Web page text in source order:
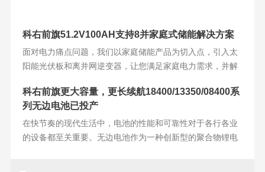
科右前旗51.2V100AH支持8并家庭式储能解决方案
面对电力痛点问题，我们以家庭储能产品为切入点，引入太
阳能光伏板和离并网逆变器，让您满足家庭电力需求，并解
科右前旗更大容量，更长续航18400/13350/08400系
列无边电池已投产
在快节奏的现代生活中，电池的性能和可靠性对于各行各业
的设备都至关重要。无边电池作为一种创新型的聚合物锂电